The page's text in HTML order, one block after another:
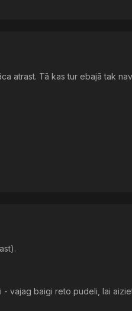
atrast. Tā kas tur ebajā tak
vajag baigi reto pudeli, lai